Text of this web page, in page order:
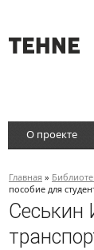
О проекте
Главная »
пособие для
Сеськин